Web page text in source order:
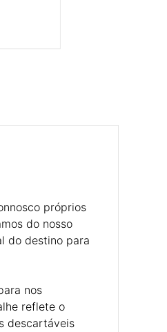
próprios
do nosso
do destino para
nos
reflete o
descartáveis